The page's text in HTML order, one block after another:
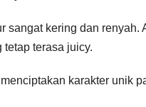
sangat kering dan
terasa juicy.
karakter unik